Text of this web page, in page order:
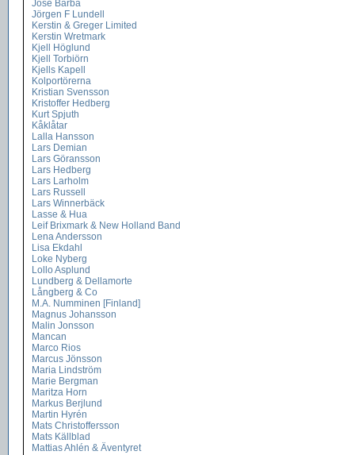
José Barba
Jörgen F Lundell
Kerstin & Greger Limited
Kerstin Wretmark
Kjell Höglund
Kjell Torbiörn
Kjells Kapell
Kolportörerna
Kristian Svensson
Kristoffer Hedberg
Kurt Spjuth
Kåklåtar
Lalla Hansson
Lars Demian
Lars Göransson
Lars Hedberg
Lars Larholm
Lars Russell
Lars Winnerbäck
Lasse & Hua
Leif Brixmark & New Holland Band
Lena Andersson
Lisa Ekdahl
Loke Nyberg
Lollo Asplund
Lundberg & Dellamorte
Långberg & Co
M.A. Numminen [Finland]
Magnus Johansson
Malin Jonsson
Mancan
Marco Rios
Marcus Jönsson
Maria Lindström
Marie Bergman
Maritza Horn
Markus Berjlund
Martin Hyrén
Mats Christoffersson
Mats Källblad
Mattias Ahlén & Äventyret